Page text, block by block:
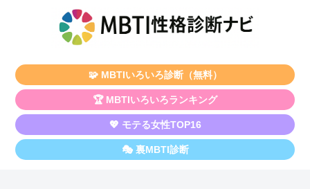
🧩 MBTIいろいろ診断（無料）
🏆 MBTIいろいろランキング
💖 モテる女性TOP16
🎭 裏MBTI診断